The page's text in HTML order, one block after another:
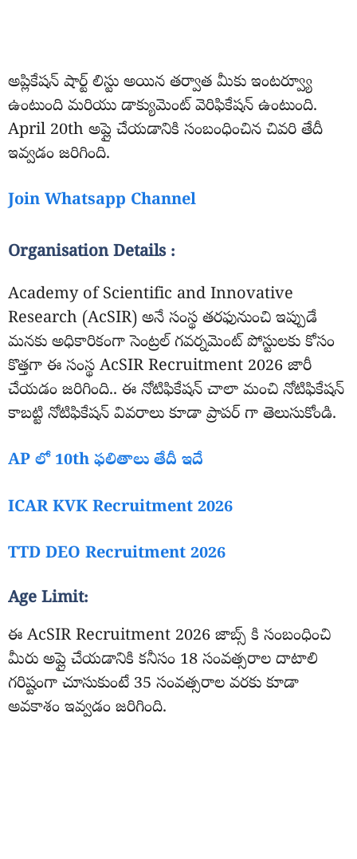
అప్లికేషన్ షార్ట్ లిస్టు అయిన తర్వాత మీకు ఇంటర్వ్యూ
ఉంటుంది మరియు డాక్యుమెంట్ వెరిఫికేషన్ ఉంటుంది.
April 20th అప్లై చేయడానికి సంబంధించిన చివరి తేదీ
ఇవ్వడం జరిగింది.
Join Whatsapp Channel
Organisation Details :
Academy of Scientific and Innovative
Research (AcSIR) అనే సంస్థ తరఫునుంచి ఇప్పుడే
మనకు అధికారికంగా సెంట్రల్ గవర్నమెంట్ పోస్టులకు కోసం
కొత్తగా ఈ సంస్థ AcSIR Recruitment 2026 జారీ
చేయడం జరిగింది.. ఈ నోటిఫికేషన్ చాలా మంచి నోటిఫికేషన్
కాబట్టి నోటిఫికేషన్ వివరాలు కూడా ప్రాపర్ గా తెలుసుకోండి.
AP లో 10th ఫలితాలు తేదీ ఇదే
ICAR KVK Recruitment 2026
TTD DEO Recruitment 2026
Age Limit:
ఈ AcSIR Recruitment 2026 జాబ్స్ కి సంబంధించి
మీరు అప్లై చేయడానికి కనీసం 18 సంవత్సరాల దాటాలి
గరిష్టంగా చూసుకుంటే 35 సంవత్సరాల వరకు కూడా
అవకాశం ఇవ్వడం జరిగింది.